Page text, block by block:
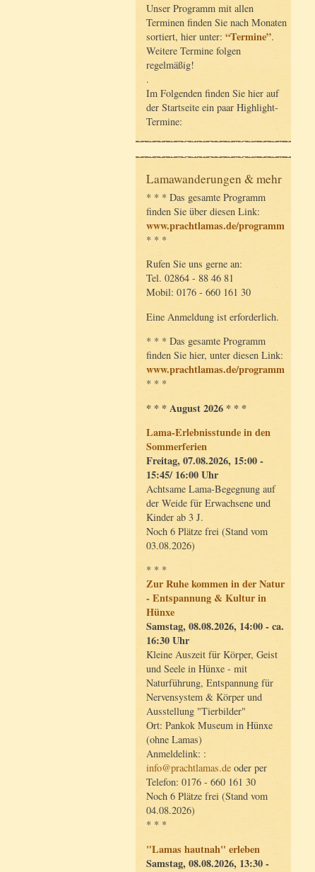
Unser Programm mit allen
Terminen finden Sie nach Monaten
sortiert, hier unter: “Termine”.
Weitere Termine folgen
regelmäßig!
.
Im Folgenden finden Sie hier auf
der Startseite ein paar Highlight-
Termine:
Lamawanderungen & mehr
* * * Das gesamte Programm
finden Sie über diesen Link:
www.prachtlamas.de/programm
* * *
Rufen Sie uns gerne an:
Tel. 02864 - 88 46 81
Mobil: 0176 - 660 161 30
Eine Anmeldung ist erforderlich.
* * * Das gesamte Programm
finden Sie hier, unter diesen Link:
www.prachtlamas.de/programm
* * *
* * * August 2026 * * *
Lama-Erlebnisstunde in den
Sommerferien
Freitag, 07.08.2026, 15:00 -
15:45/ 16:00 Uhr
Achtsame Lama-Begegnung auf
der Weide für Erwachsene und
Kinder ab 3 J.
Noch 6 Plätze frei (Stand vom
03.08.2026)
* * *
Zur Ruhe kommen in der Natur
- Entspannung & Kultur in
Hünxe
Samstag, 08.08.2026, 14:00 - ca.
16:30 Uhr
Kleine Auszeit für Körper, Geist
und Seele in Hünxe - mit
Naturführung, Entspannung für
Nervensystem & Körper und
Ausstellung "Tierbilder"
Ort: Pankok Museum in Hünxe
(ohne Lamas)
Anmeldelink: :
info@prachtlamas.de oder per
Telefon: 0176 - 660 161 30
Noch 6 Plätze frei (Stand vom
04.08.2026)
* * *
"Lamas hautnah" erleben
Samstag, 08.08.2026, 13:30 -